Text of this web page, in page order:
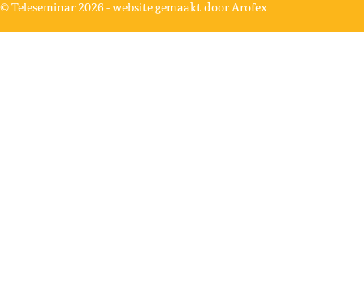
© Teleseminar 2026 -website gemaakt door Arofex